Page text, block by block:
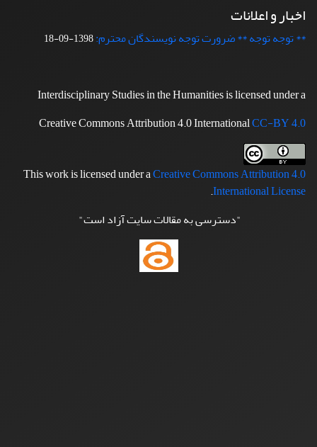
اخبار و اعلانات
** توجه توجه ** ضرورت توجه نویسندگان محترم:1398-09-18
Interdisciplinary Studies in the Humanities is licensed under a
Creative Commons Attribution 4.0 InternationalCC-BY 4.0
This work is licensed under aCreative Commons Attribution 4.0
International License
.
"دسترسی به مقالات سایت آزاد است"